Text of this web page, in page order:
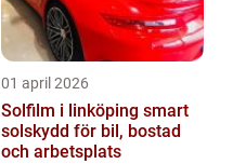
01 april 2026
Solfilm i linköping smart
solskydd för bil, bostad
och arbetsplats